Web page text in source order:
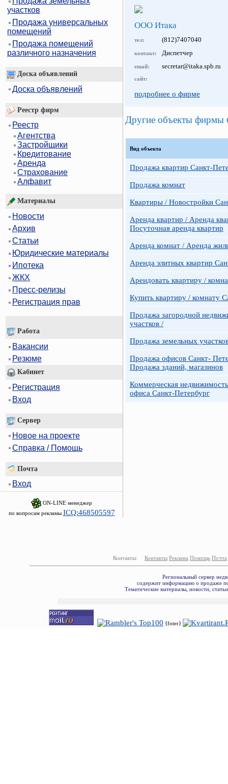
участков
Продажа универсальных
помещений
Продажа помещений
различного назначения
Доска объявлений
Доска объявлений
Реестр фирм
Реестр
Агентства
Застройщики
Кредитование
Аренда
Страхование
Алфавит
Материалы
Новости
Архив
Статьи
Юридические материалы
Ипотека
ЖКХ
Пресс-релизы
Регистрация прав
Работа
Вакансии
Резюме
Кабинет
Регистрация
Вход
Сервер
Новое на проекте
Справка / Помощь
Почта
Вход
ON-LINE менеджер
по вопросам рекламы ICQ:468505597
ООО Итака
тел: (812)7407040
контакт: Диспетчер
email: secretar@itaka.spb.ru
сайт:
подробнее о фирме
Другие объекты фирмы
Вид объекта
Продажа квартир Санкт-
Продажа комнат
Квартиры / Новостройки
Аренда квартир / Аренда
Посуточная аренда квартир
Аренда комнат / Аренда
Аренда элитных квартир
Арендовать квартиру /
Купить квартиру / комнату
Продажа загородной
участков /
Продажа земельных
Продажа офисов Санкт-
Продажа зданий, магазинов
Коммерческая
офиса Санкт-Петербург
Контакты: Контакты Реклама Помощь Почта
Региональный сервер
содержит информацию о продаже
Тематические материалы, новости,
{foter}